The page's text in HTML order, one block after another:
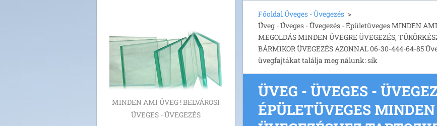
MINDEN AMI ÜVEG ! BELVÁROSI
ÜVEGES - ÜVEGEZÉS
Főoldal Üveges - Üvegezés >
Üveg - Üveges - Üvegezés - Épületüveges MINDEN
MEGOLDÁS MINDEN ÜVEGRE ÜVEGEZÉS,
BÁRMIKOR ÜVEGEZÉS AZONNAL 06-30-444-64-85
üvegfajtákat találja meg nálunk: sík
ÜVEG - ÜVEGES -
ÉPÜLETÜVEGES